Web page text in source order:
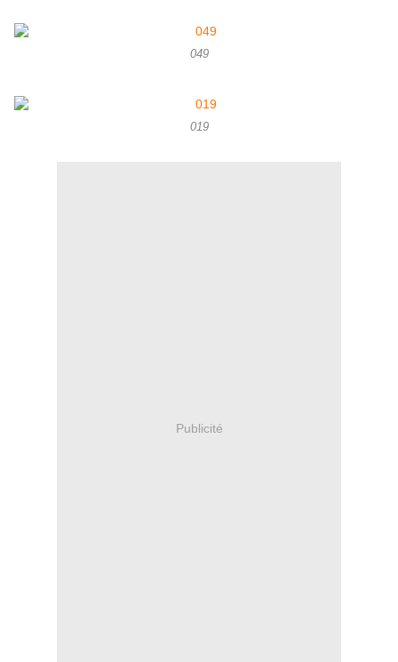
049
019
Publicité